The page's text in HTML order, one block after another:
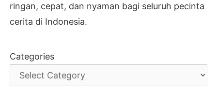
ringan, cepat, dan nyaman bagi seluruh pecinta
cerita di Indonesia.
Categories